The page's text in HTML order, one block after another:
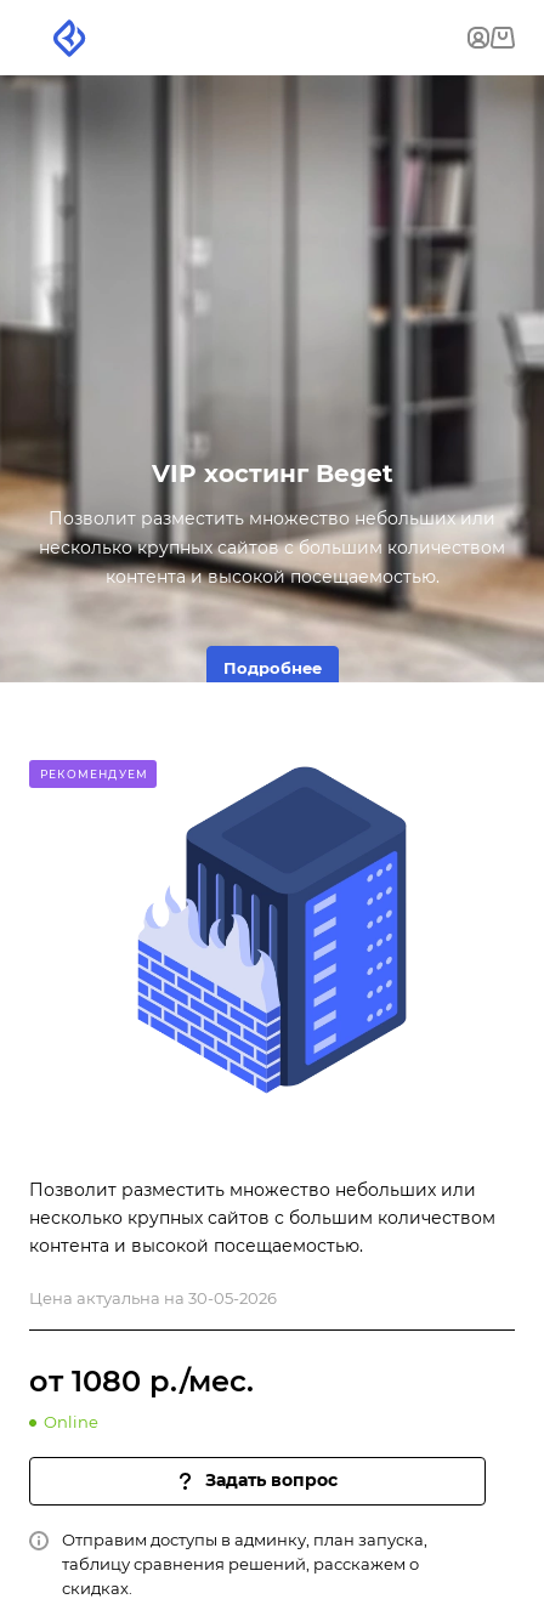
VIP хостинг Beget
Позволит разместить множество небольших или
несколько крупных сайтов с большим количеством
контента и высокой посещаемостью.
Подробнее
РЕКОМЕНДУЕМ
Позволит разместить множество небольших или
несколько крупных сайтов с большим количеством
контента и высокой посещаемостью.
Цена актуальна на 30-05-2026
от 1080 р./мес.
Online
Задать вопрос
Отправим доступы в админку, план запуска,
таблицу сравнения решений, расскажем о
скидках.